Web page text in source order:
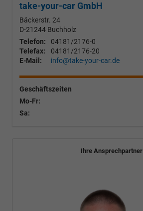
take-your-car GmbH
Bäckerstr. 24
D-21244 Buchholz
Telefon:
04181/2176-0
Telefax:
04181/2176-20
E-Mail:
info@take-your-car.de
Geschäftszeiten
Mo-Fr:
Sa:
Ihre Ansprechpartner